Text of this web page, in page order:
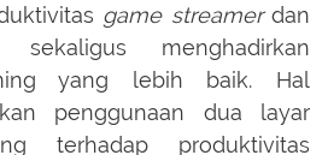
game streamerdan
sekaligus menghadirkan
yang lebih baik. Hal
penggunaan dua layar
terhadap produktivitas